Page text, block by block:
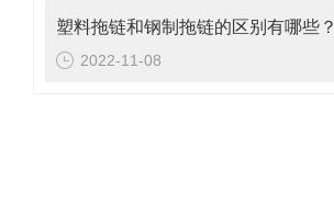
塑料拖链和钢制拖链的区别有哪些？
2022-11-08